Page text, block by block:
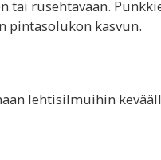
tai rusehtavaan.
pintasolukon kasvun.
lehtisilmuihin